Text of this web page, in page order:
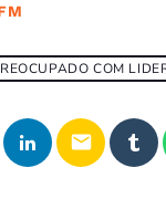
COM
email